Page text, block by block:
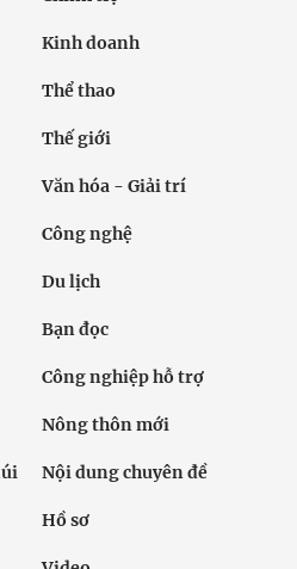
Kinh doanh
Thể thao
Thế giới
Văn hóa - Giải trí
Công nghệ
Du lịch
Bạn đọc
Công nghiệp hỗ trợ
Nông thôn mới
Nội dung chuyên đề
Hồ sơ